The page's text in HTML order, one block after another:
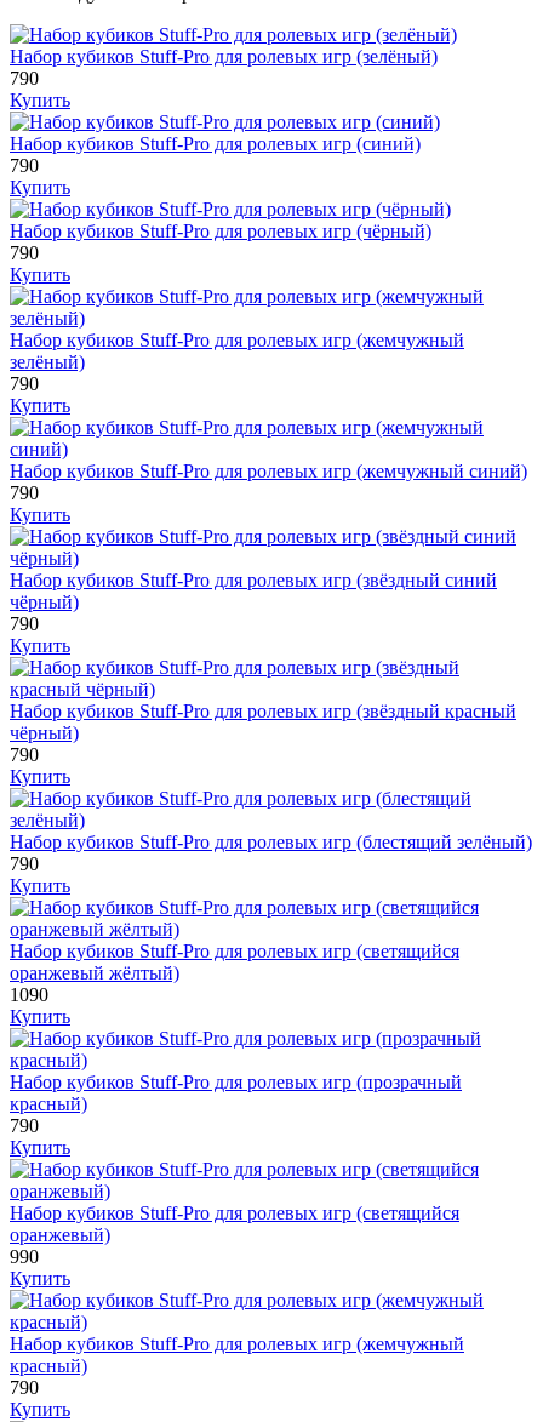
Набор кубиков Stuff-Pro для ролевых игр (зелёный)
790
Купить
Набор кубиков Stuff-Pro для ролевых игр (синий)
790
Купить
Набор кубиков Stuff-Pro для ролевых игр (чёрный)
790
Купить
Набор кубиков Stuff-Pro для ролевых игр (жемчужный
зелёный)
790
Купить
Набор кубиков Stuff-Pro для ролевых игр (жемчужный синий)
790
Купить
Набор кубиков Stuff-Pro для ролевых игр (звёздный синий
чёрный)
790
Купить
Набор кубиков Stuff-Pro для ролевых игр (звёздный красный
чёрный)
790
Купить
Набор кубиков Stuff-Pro для ролевых игр (блестящий зелёный)
790
Купить
Набор кубиков Stuff-Pro для ролевых игр (светящийся
оранжевый жёлтый)
1090
Купить
Набор кубиков Stuff-Pro для ролевых игр (прозрачный
красный)
790
Купить
Набор кубиков Stuff-Pro для ролевых игр (светящийся
оранжевый)
990
Купить
Набор кубиков Stuff-Pro для ролевых игр (жемчужный
красный)
790
Купить